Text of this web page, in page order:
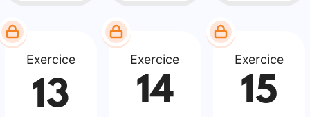
Exercice
13
Exercice
14
Exercice
15